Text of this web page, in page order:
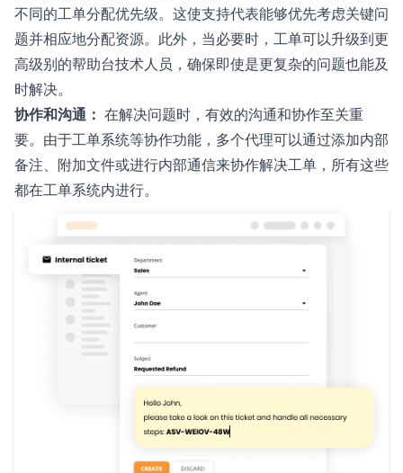
不同的工单分配优先级。这使支持代表能够优先考虑关键问
题并相应地分配资源。此外，当必要时，工单可以升级到更
高级别的帮助台技术人员，确保即使是更复杂的问题也能及
时解决。
协作和沟通： 在解决问题时，有效的沟通和协作至关重
要。由于工单系统等协作功能，多个代理可以通过添加内部
备注、附加文件或进行内部通信来协作解决工单，所有这些
都在工单系统内进行。